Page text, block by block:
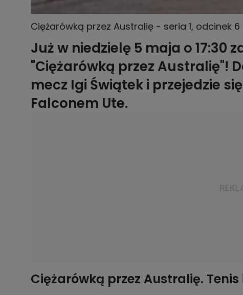
Ciężarówką przez Australię - seria 1, odcinek 6
Już w niedzielę 5 maja o 17:30
"Ciężarówką przez Australię"!
mecz Igi Świątek i przejedzie
Falconem Ute.
Ciężarówką przez Australię.